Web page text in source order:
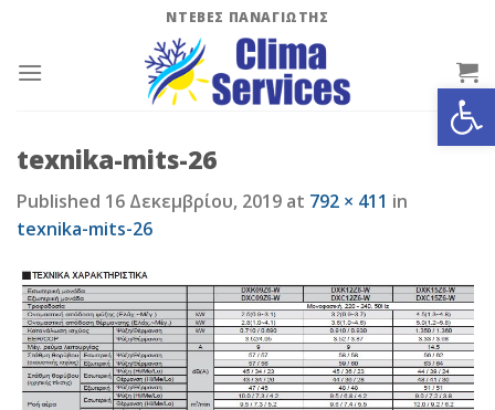
content
ΝΤΕΒΕΣ ΠΑΝΑΓΙΩΤΗΣ
texnika-mits-26
Published 16 Δεκεμβρίου, 2019 at 792 × 411 in
texnika-mits-26